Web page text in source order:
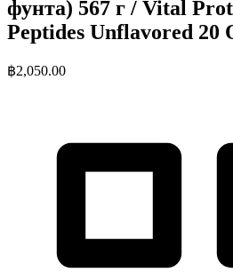
фунта) 567 г / Vital
Peptides Unflavored 20
฿2,050.00